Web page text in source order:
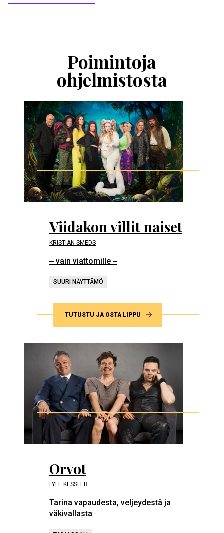
Poimintoja
ohjelmistosta
Viidakon villit naiset
KRISTIAN SMEDS
‒ vain viattomille ‒
SUURI NÄYTTÄMÖ
TUTUSTU JA OSTA LIPPU
Orvot
LYLE KESSLER
Tarina vapaudesta, veljeydestä ja
väkivallasta